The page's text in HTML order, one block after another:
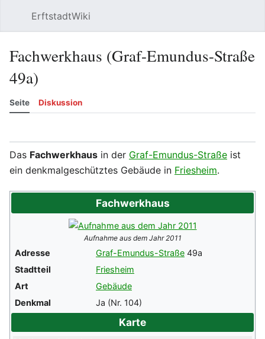
ErftstadtWiki
Fachwerkhaus (Graf-Emundus-Straße
49a)
Seite Diskussion
Das Fachwerkhaus in der Graf-Emundus-Straße ist
ein denkmalgeschütztes Gebäude in Friesheim.
Fachwerkhaus
Aufnahme aus dem Jahr 2011
Adresse Graf-Emundus-Straße 49a
Stadtteil
Friesheim
Art
Gebäude
Denkmal
Ja (Nr. 104)
Karte